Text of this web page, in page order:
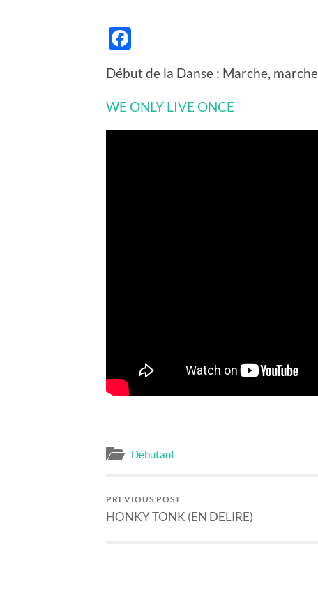
Début de la Danse : Marche,
WE ONLY LIVE ONCE
Débutant
PREVIOUS POST
HONKY TONK (EN DELIRE)